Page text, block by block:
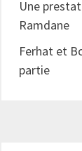
Une
Ramdane
Ferhat et
partie